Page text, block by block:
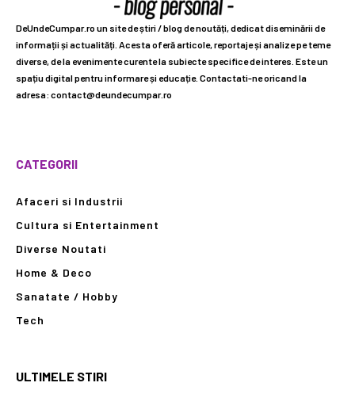
DeUndeCumpar.ro un site de știri / blog de noutăți, dedicat diseminării de
informații și actualități. Acesta oferă articole, reportaje și analize pe teme
diverse, de la evenimente curente la subiecte specifice de interes. Este un
spațiu digital pentru informare și educație. Contactati-ne oricand la
adresa: contact@deundecumpar.ro
CATEGORII
Afaceri si Industrii
Cultura si Entertainment
Diverse Noutati
Home & Deco
Sanatate / Hobby
Tech
ULTIMELE STIRI